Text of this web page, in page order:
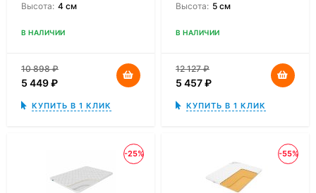
Высота: 4 см
В НАЛИЧИИ
10 898₽
5 449₽
КУПИТЬ В 1 КЛИК
Высота: 5 см
В НАЛИЧИИ
12 127₽
5 457₽
КУПИТЬ В 1 КЛИК
-25% -55%